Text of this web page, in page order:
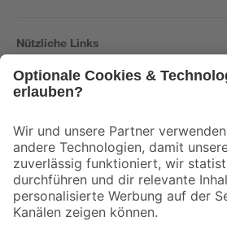
Nützliche Links
Der toom Newsletter: Keine Angebote und
Zur Newsletter Anmeldung
Folge uns